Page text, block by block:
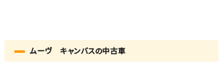
ムーヴ キャンバスの中古車